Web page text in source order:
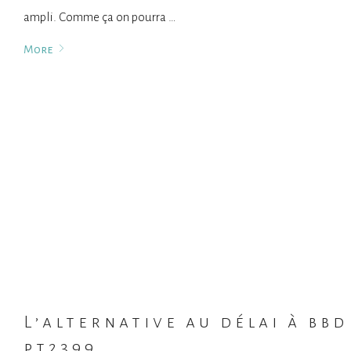
ampli. Comme ça on pourra …
More
L’alternative au délai à